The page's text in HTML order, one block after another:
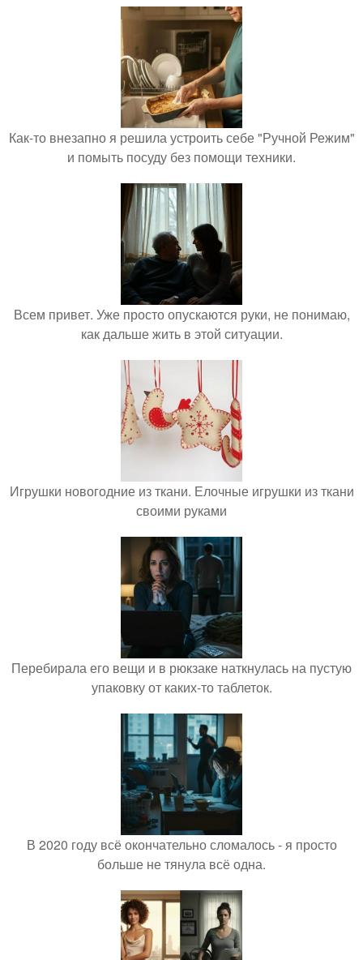
Как-то внезапно я решила устроить себе "Ручной Режим"
и помыть посуду без помощи техники.
Всем привет. Уже просто опускаются руки, не понимаю,
как дальше жить в этой ситуации.
Игрушки новогодние из ткани. Елочные игрушки из ткани
своими руками
Перебирала его вещи и в рюкзаке наткнулась на пустую
упаковку от каких-то таблеток.
В 2020 году всё окончательно сломалось - я просто
больше не тянула всё одна.